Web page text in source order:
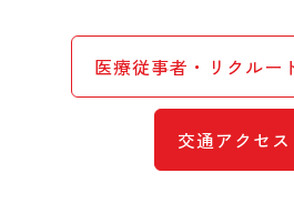
医療従事者・リクルー
交通アクセス